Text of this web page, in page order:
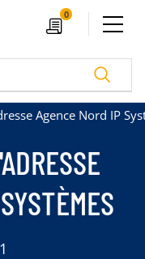
0
Devis Ouvrir le menu
Agence Nord IP